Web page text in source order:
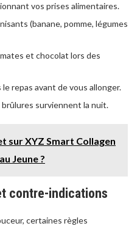
vos prises alimentaires.
(banane, pomme, légumes
et chocolat lors des
repas avant de vous allonger.
surviennent la nuit.
sur XYZ Smart Collagen
Jeune ?
contre-indications
certaines règles